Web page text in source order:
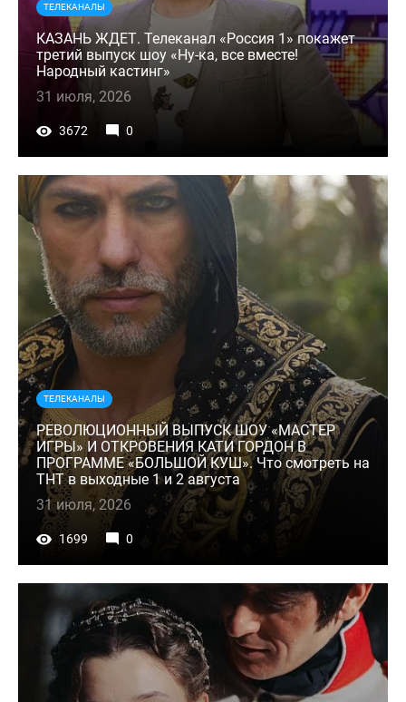
ТЕЛЕКАНАЛЫ
КАЗАНЬ ЖДЕТ. Телеканал «Россия 1» покажет
третий выпуск шоу «Ну-ка, все вместе!
Народный кастинг»
31 июля, 2026
3672 0
ТЕЛЕКАНАЛЫ
РЕВОЛЮЦИОННЫЙ ВЫПУСК ШОУ «МАСТЕР
ИГРЫ» И ОТКРОВЕНИЯ КАТИ ГОРДОН В
ПРОГРАММЕ «БОЛЬШОЙ КУШ». Что смотреть на
ТНТ в выходные 1 и 2 августа
31 июля, 2026
1699 0